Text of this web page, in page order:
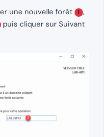
une nouvelle forêt 1 ,
puis cliquer sur Suivant